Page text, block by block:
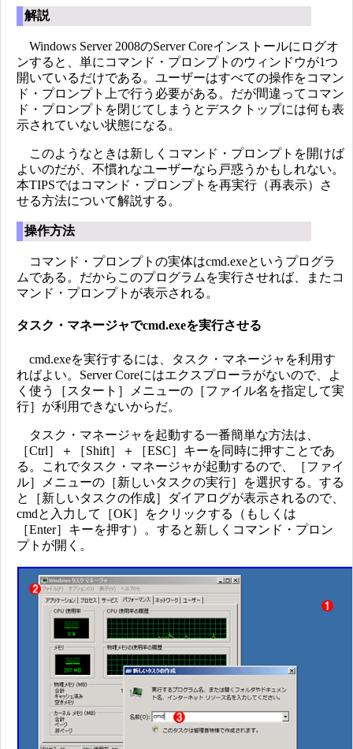
解説
Windows Server 2008のServer Coreインストールにログオ
ンすると、単にコマンド・プロンプトのウィンドウが1つ
開いているだけである。ユーザーはすべての操作をコマン
ド・プロンプト上で行う必要がある。だが間違ってコマン
ド・プロンプトを閉じてしまうとデスクトップには何も表
示されていない状態になる。
このようなときは新しくコマンド・プロンプトを開けば
よいのだが、不慣れなユーザーなら戸惑うかもしれない。
本TIPSではコマンド・プロンプトを再実行（再表示）さ
せる方法について解説する。
操作方法
コマンド・プロンプトの実体はcmd.exeというプログラ
ムである。だからこのプログラムを実行させれば、またコ
マンド・プロンプトが表示される。
タスク・マネージャでcmd.exeを実行させる
cmd.exeを実行するには、タスク・マネージャを利用す
ればよい。Server Coreにはエクスプローラがないので、よ
く使う［スタート］メニューの［ファイル名を指定して実
行］が利用できないからだ。
タスク・マネージャを起動する一番簡単な方法は、
［Ctrl］＋［Shift］＋［ESC］キーを同時に押すことであ
る。これでタスク・マネージャが起動するので、［ファイ
ル］メニューの［新しいタスクの実行］を選択する。する
と［新しいタスクの作成］ダイアログが表示されるので、
cmdと入力して［OK］をクリックする（もしくは
［Enter］キーを押す）。すると新しくコマンド・プロン
プトが開く。